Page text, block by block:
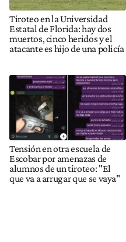
Tiroteo en la Universidad
Estatal de Florida: hay dos
muertos, cinco heridos y el
atacante es hijo de una policía
Tensión en otra escuela de
Escobar por amenazas de
alumnos de un tiroteo: "El
que va a arrugar que se vaya"